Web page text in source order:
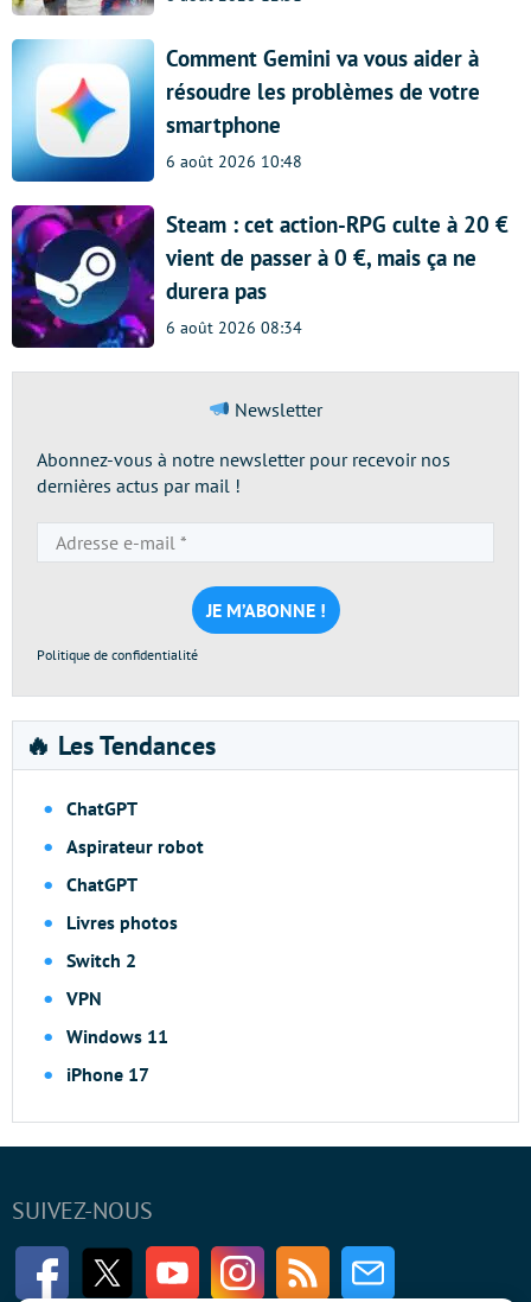
Comment Gemini va vous aider à
résoudre les problèmes de votre
smartphone
6 août 2026 10:48
Steam : cet action-RPG culte à 20 €
vient de passer à 0 €, mais ça ne
durera pas
6 août 2026 08:34
Newsletter
Abonnez-vous à notre newsletter pour recevoir nos
dernières actus par mail !
e-
mail
*
Politique de confidentialité
🔥 Les Tendances
ChatGPT
Aspirateur robot
ChatGPT
Livres photos
Switch 2
VPN
Windows 11
iPhone 17
SUIVEZ-NOUS
FacebookTwitter Youtube InstagramRSS Newsletter